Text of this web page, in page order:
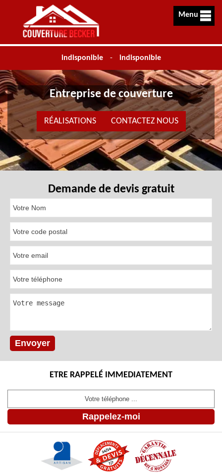
Menu
indisponible - indisponible
Entreprise de couverture
RÉALISATIONS CONTACTEZ NOUS
Demande de devis gratuit
ETRE RAPPELÉ IMMEDIATEMENT